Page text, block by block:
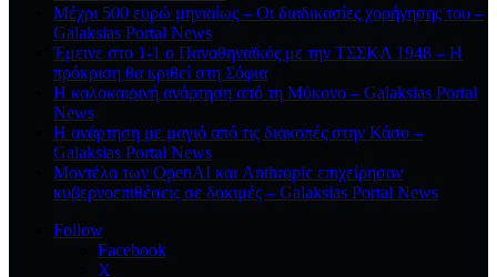
Μέχρι 500 ευρώ μηνιαίως – Οι διαδικασίες χορήγησης του –
Galaksias Portal News
Έμεινε στο 1-1 ο Παναθηναϊκός με την ΤΣΣΚΑ 1948 – Η
πρόκριση θα κριθεί στη Σόφια
Η καλοκαιρινή ανάρτηση από τη Μύκονο – Galaksias Portal
News
Η ανάρτηση με μαγιό από τις διακοπές στην Κάσο –
Galaksias Portal News
Μοντέλα των OpenAI και Anthropic επιχείρησαν
κυβερνοεπιθέσεις σε δοκιμές – Galaksias Portal News
Follow
Facebook
X